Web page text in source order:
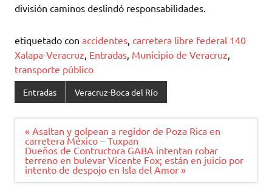
división caminos deslindó responsabilidades.
etiquetado con accidentes, carretera libre federal 140
Xalapa-Veracruz, Entradas, Municipio de Veracruz,
transporte público
Entradas Veracruz-Boca del Río
Navegación
de
entradas
« Asaltan y golpean a regidor de Poza Rica en
carretera México – Tuxpan
Dueños de Contructora GABA intentan robar
terreno en bulevar Vicente Fox; están en juicio por
intento de despojo en Isla del Amor »